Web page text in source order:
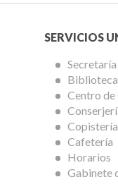
Menú
SERVICIOS
Secretaría
Biblioteca
Centro de
Copistería
Cafetería
Horarios
Gabinete